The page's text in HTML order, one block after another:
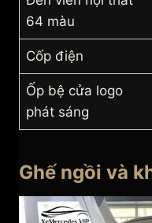
64 màu
Cốp điện
Ốp bệ cửa logo
phát sáng
Ghế ngồi và